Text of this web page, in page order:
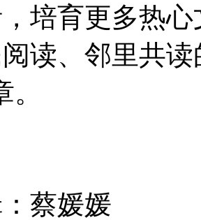
培育更多热
读、邻里共
蔡媛媛